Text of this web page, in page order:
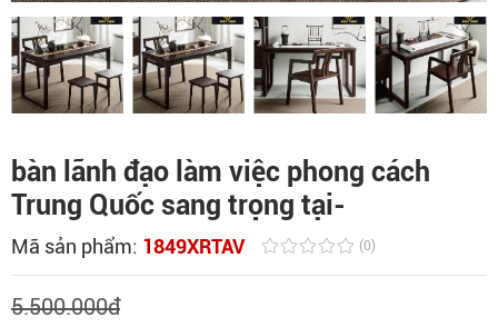
bàn lãnh đạo làm việc phong cách
Trung Quốc sang trọng tại-
Mã sản phẩm: 1849XRTAV (0)
5.500.000đ